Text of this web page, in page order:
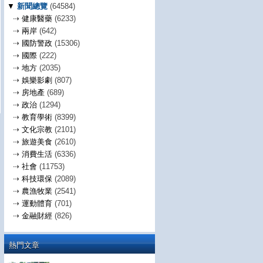
▼ 新聞總覽 (64584)
⇢ 健康醫藥 (6233)
⇢ 兩岸 (642)
⇢ 國防警政 (15306)
⇢ 國際 (222)
⇢ 地方 (2035)
⇢ 娛樂影劇 (807)
⇢ 房地產 (689)
⇢ 政治 (1294)
⇢ 教育學術 (8399)
⇢ 文化宗教 (2101)
⇢ 旅遊美食 (2610)
⇢ 消費生活 (6336)
⇢ 社會 (11753)
⇢ 科技環保 (2089)
⇢ 農漁牧業 (2541)
⇢ 運動體育 (701)
⇢ 金融財經 (826)
熱門文章